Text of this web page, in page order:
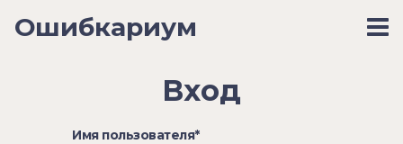
Ошибкариум
Вход
Имя пользователя*